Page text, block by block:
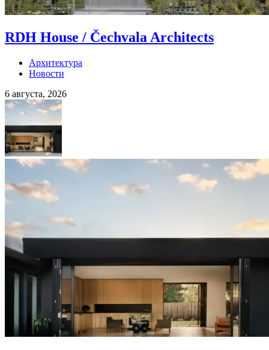
RDH House / Čechvala Architects
Архитектура
Новости
6 августа, 2026